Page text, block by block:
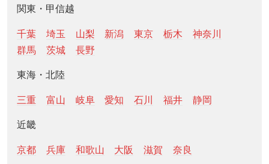
関東・甲信越
千葉 埼玉 山梨 新潟 東京 栃木
神奈川
群馬
茨城 長野
東海・北陸
三重 富山 岐阜 愛知 石川 福井 静岡
近畿
京都 兵庫 和歌山 大阪 滋賀 奈良